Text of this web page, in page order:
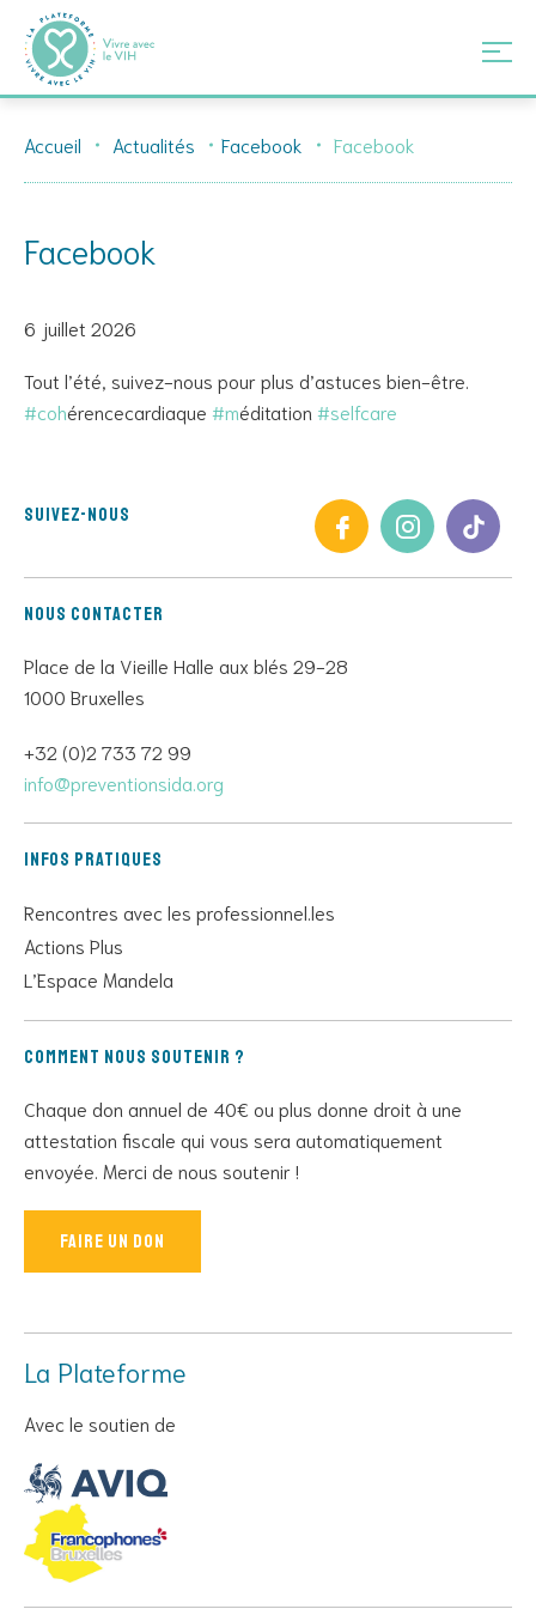
Accueil Actualités Facebook Facebook
Facebook
6 juillet 2026
Tout l’été, suivez-nous pour plus d’astuces bien-être.
#cohérencecardiaque #méditation #selfcare
Suivez-nous
Nous contacter
Place de la Vieille Halle aux blés 29-28
1000 Bruxelles
+32 (0)2 733 72 99
info@preventionsida.org
Infos pratiques
Rencontres avec les professionnel.les
Actions Plus
L’Espace Mandela
Comment nous soutenir ?
Chaque don annuel de 40€ ou plus donne droit à une
attestation fiscale qui vous sera automatiquement
envoyée. Merci de nous soutenir !
Faire un don
La Plateforme
Avec le soutien de